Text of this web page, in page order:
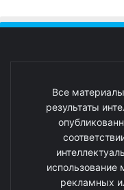
Все
результаты
использование
рекламных